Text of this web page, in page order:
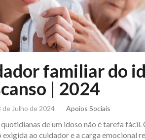
familiar do
| 2024
de Julho de 2024 Apoios Sociais
de um idoso não é tarefa
ao cuidador e a carga emocional